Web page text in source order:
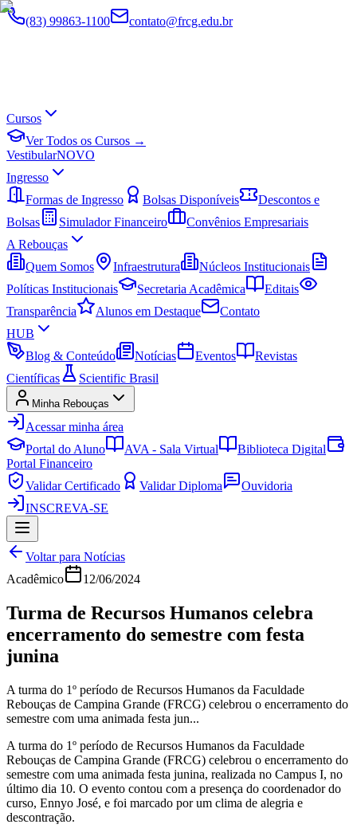
(83) 99863-1100 contato@frcg.edu.br
Cursos
Ver Todos os Cursos →
VestibularNOVO
Ingresso
Formas de Ingresso
Bolsas Disponíveis
Descontos e
Bolsas
Simulador Financeiro
Convênios Empresariais
A Rebouças
Quem Somos
Infraestrutura
Núcleos Institucionais
Políticas Institucionais
Secretaria Acadêmica
Editais
Transparência
Alunos em Destaque
Contato
HUB
Blog & Conteúdo
Notícias Eventos
Revistas
Científicas
Scientific Brasil
Minha Rebouças
Acessar minha área
Portal do Aluno
AVA - Sala Virtual
Biblioteca Digital
Portal Financeiro
Validar Certificado
Validar Diploma
Ouvidoria
INSCREVA-SE
Voltar para Notícias
Acadêmico
12/06/2024
Turma de Recursos Humanos celebra
encerramento do semestre com festa
junina
A turma do 1º período de Recursos Humanos da Faculdade
Rebouças de Campina Grande (FRCG) celebrou o encerramento do
semestre com uma animada festa jun...
A turma do 1º período de Recursos Humanos da Faculdade
Rebouças de Campina Grande (FRCG) celebrou o encerramento do
semestre com uma animada festa junina, realizada no Campus I, no
último dia 10. O evento contou com a presença do coordenador do
curso, Ennyo José, e foi marcado por um clima de alegria e
descontração.